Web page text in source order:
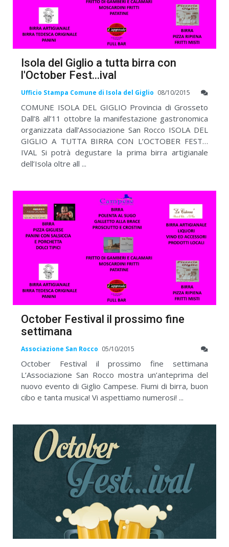
Isola del Giglio a tutta birra con
l'October Fest...ival
Ufficio Stampa Comune di Isola del Giglio 08/10/2015
COMUNE ISOLA DEL GIGLIO Provincia di Grosseto
Dall’8 all’11 ottobre la manifestazione gastronomica
organizzata dall’Associazione San Rocco ISOLA DEL
GIGLIO A TUTTA BIRRA CON L’OCTOBER FEST…
IVAL Si potrà degustare la prima birra artigianale
dell’Isola oltre all ...
October Festival il prossimo fine
settimana
Associazione San Rocco 05/10/2015
October Festival il prossimo fine settimana
L’Associazione San Rocco mostra un’anteprima del
nuovo evento di Giglio Campese. Fiumi di birra, buon
cibo e tanta musica! Vi aspettiamo numerosi! ...